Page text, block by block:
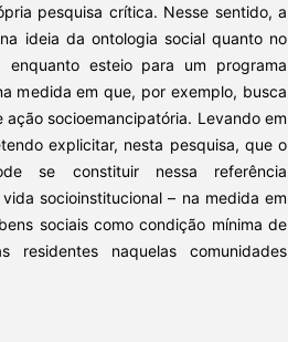
pesquisa crítica. Nesse sentido, a
ideia da ontologia social quanto no
enquanto esteio para um programa
medida em que, por exemplo, busca
socioemancipatória. Levando em
explicitar, nesta pesquisa, que o
se constituir nessa referência
socioinstitucional – na medida em
sociais como condição mínima de
residentes naquelas comunidades